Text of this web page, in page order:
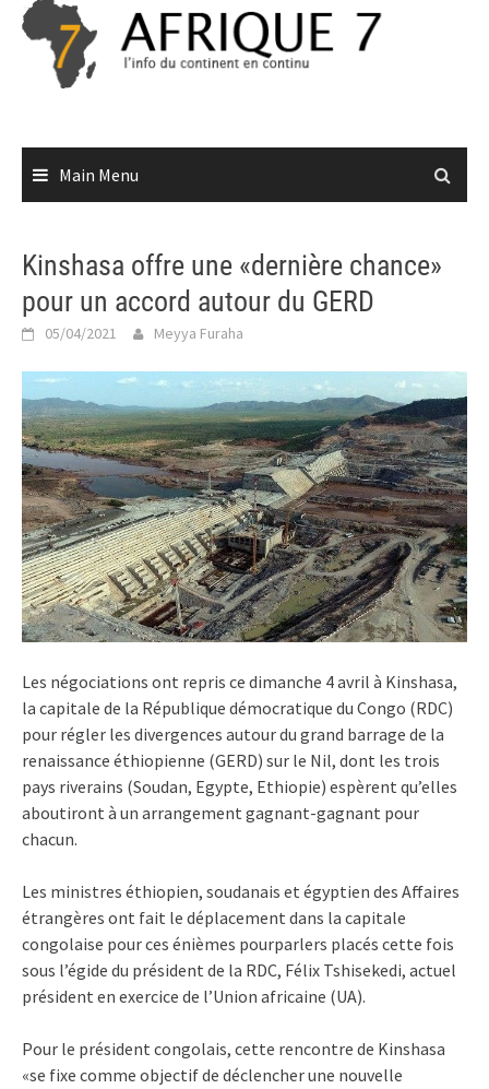
Skip
content
Main Menu
Kinshasa offre une «dernière chance»
pour un accord autour du GERD
05/04/2021 Meyya Furaha
Les négociations ont repris ce dimanche 4 avril à Kinshasa,
la capitale de la République démocratique du Congo (RDC)
pour régler les divergences autour du grand barrage de la
renaissance éthiopienne (GERD) sur le Nil, dont les trois
pays riverains (Soudan, Egypte, Ethiopie) espèrent qu’elles
aboutiront à un arrangement gagnant-gagnant pour
chacun.
Les ministres éthiopien, soudanais et égyptien des Affaires
étrangères ont fait le déplacement dans la capitale
congolaise pour ces énièmes pourparlers placés cette fois
sous l’égide du président de la RDC, Félix Tshisekedi, actuel
président en exercice de l’Union africaine (UA).
Pour le président congolais, cette rencontre de Kinshasa
«se fixe comme objectif de déclencher une nouvelle